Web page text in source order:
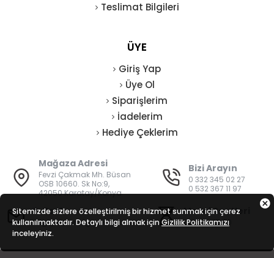
Teslimat Bilgileri
ÜYE
Giriş Yap
Üye Ol
Siparişlerim
İadelerim
Hediye Çeklerim
Mağaza Adresi
Fevzi Çakmak Mh. Büsan
OSB 10660. Sk No:9,
42050 Karatay/Konya
Bizi Arayın
0 332 345 02 27
0 532 367 11 97
E-Posta
bilgi@vatanisguvenligi.com
Mesai Saatleri
08:00 - 19:00
Sitemizde sizlere özelleştirilmiş bir hizmet sunmak için çerez
kullanılmaktadır. Detaylı bilgi almak için Gizlilik Politikamızı
inceleyiniz.